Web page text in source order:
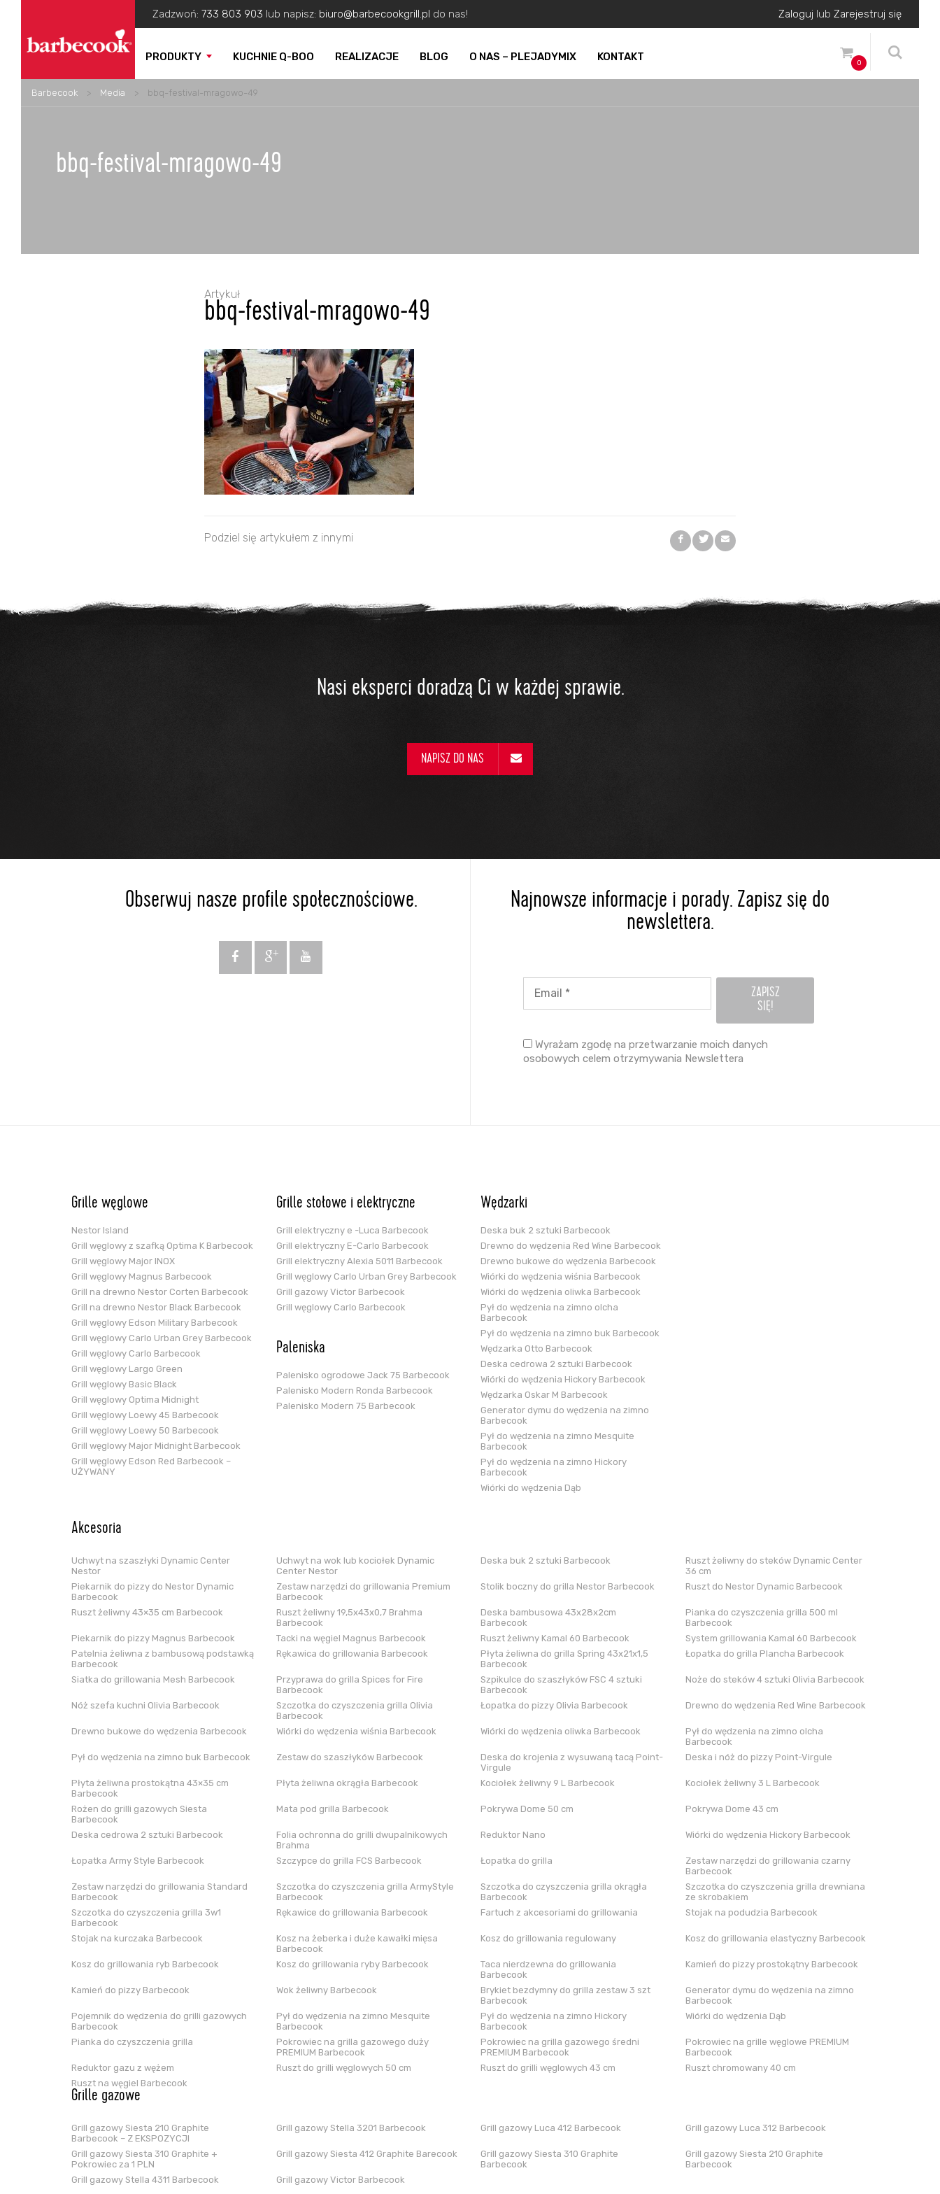
Zadzwoń: 733 803 903 lub napisz: biuro@barbecookgrill.pl do nas! Zaloguj lub Zarejestruj się
PRODUKTY KUCHNIE Q-BOO REALIZACJE BLOG O NAS – PLEJADYMIX KONTAKT 0
Barbecook > Media > bbq-festival-mragowo-49
bbq-festival-mragowo-49
Artykuł
bbq-festival-mragowo-49
Podziel się artykułem z innymi
Nasi eksperci doradzą Ci w każdej sprawie.
NAPISZ DO NAS
Obserwuj nasze profile społecznościowe.
Najnowsze informacje i porady. Zapisz się do
newslettera.
Wyrażam zgodę na przetwarzanie moich danych
osobowych celem otrzymywania Newslettera
Grille węglowe
Nestor Island
Grill węglowy z szafką Optima K Barbecook
Grill węglowy Major INOX
Grill węglowy Magnus Barbecook
Grill na drewno Nestor Corten Barbecook
Grill na drewno Nestor Black Barbecook
Grill węglowy Edson Military Barbecook
Grill węglowy Carlo Urban Grey Barbecook
Grill węglowy Carlo Barbecook
Grill węglowy Largo Green
Grill węglowy Basic Black
Grill węglowy Optima Midnight
Grill węglowy Loewy 45 Barbecook
Grill węglowy Loewy 50 Barbecook
Grill węglowy Major Midnight Barbecook
Grill węglowy Edson Red Barbecook –
UŻYWANY
Grille stołowe i elektryczne
Grill elektryczny e -Luca Barbecook
Grill elektryczny E-Carlo Barbecook
Grill elektryczny Alexia 5011 Barbecook
Grill węglowy Carlo Urban Grey Barbecook
Grill gazowy Victor Barbecook
Grill węglowy Carlo Barbecook
Paleniska
Palenisko ogrodowe Jack 75 Barbecook
Palenisko Modern Ronda Barbecook
Palenisko Modern 75 Barbecook
Wędzarki
Deska buk 2 sztuki Barbecook
Drewno do wędzenia Red Wine Barbecook
Drewno bukowe do wędzenia Barbecook
Wiórki do wędzenia wiśnia Barbecook
Wiórki do wędzenia oliwka Barbecook
Pył do wędzenia na zimno olcha
Barbecook
Pył do wędzenia na zimno buk Barbecook
Wędzarka Otto Barbecook
Deska cedrowa 2 sztuki Barbecook
Wiórki do wędzenia Hickory Barbecook
Wędzarka Oskar M Barbecook
Generator dymu do wędzenia na zimno
Barbecook
Pył do wędzenia na zimno Mesquite
Barbecook
Pył do wędzenia na zimno Hickory
Barbecook
Wiórki do wędzenia Dąb
Akcesoria
Uchwyt na szaszłyki Dynamic Center
Nestor
Uchwyt na wok lub kociołek Dynamic
Center Nestor
Deska buk 2 sztuki Barbecook
Ruszt żeliwny do steków Dynamic Center
36 cm
Piekarnik do pizzy do Nestor Dynamic
Barbecook
Zestaw narzędzi do grillowania Premium
Barbecook
Stolik boczny do grilla Nestor Barbecook Ruszt do Nestor Dynamic Barbecook
Ruszt żeliwny 43×35 cm Barbecook
Ruszt żeliwny 19,5x43x0,7 Brahma
Barbecook
Deska bambusowa 43x28x2cm
Barbecook
Pianka do czyszczenia grilla 500 ml
Barbecook
Piekarnik do pizzy Magnus Barbecook
Tacki na węgiel Magnus Barbecook Ruszt żeliwny Kamal 60 Barbecook
System grillowania Kamal 60 Barbecook
Patelnia żeliwna z bambusową podstawką
Barbecook
Rękawica do grillowania Barbecook
Płyta żeliwna do grilla Spring 43x21x1,5
Barbecook
Łopatka do grilla Plancha Barbecook
Siatka do grillowania Mesh Barbecook
Przyprawa do grilla Spices for Fire
Barbecook
Szpikulce do szaszłyków FSC 4 sztuki
Barbecook
Noże do steków 4 sztuki Olivia Barbecook
Nóż szefa kuchni Olivia Barbecook
Szczotka do czyszczenia grilla Olivia
Barbecook
Łopatka do pizzy Olivia Barbecook Drewno do wędzenia Red Wine Barbecook
Drewno bukowe do wędzenia Barbecook Wiórki do wędzenia wiśnia Barbecook Wiórki do wędzenia oliwka Barbecook
Pył do wędzenia na zimno olcha
Barbecook
Pył do wędzenia na zimno buk Barbecook
Zestaw do szaszłyków Barbecook
Deska do krojenia z wysuwaną tacą Point-
Virgule
Deska i nóż do pizzy Point-Virgule
Płyta żeliwna prostokątna 43×35 cm
Barbecook
Płyta żeliwna okrągła Barbecook Kociołek żeliwny 9 L Barbecook Kociołek żeliwny 3 L Barbecook
Rożen do grilli gazowych Siesta
Barbecook
Mata pod grilla Barbecook Pokrywa Dome 50 cm Pokrywa Dome 43 cm
Deska cedrowa 2 sztuki Barbecook
Folia ochronna do grilli dwupalnikowych
Brahma
Reduktor Nano Wiórki do wędzenia Hickory Barbecook
Łopatka Army Style Barbecook Szczypce do grilla FCS Barbecook Łopatka do grilla
Zestaw narzędzi do grillowania czarny
Barbecook
Zestaw narzędzi do grillowania Standard
Barbecook
Szczotka do czyszczenia grilla ArmyStyle
Barbecook
Szczotka do czyszczenia grilla okrągła
Barbecook
Szczotka do czyszczenia grilla drewniana
ze skrobakiem
Szczotka do czyszczenia grilla 3w1
Barbecook
Rękawice do grillowania Barbecook Fartuch z akcesoriami do grillowania Stojak na podudzia Barbecook
Stojak na kurczaka Barbecook
Kosz na żeberka i duże kawałki mięsa
Barbecook
Kosz do grillowania regulowany Kosz do grillowania elastyczny Barbecook
Kosz do grillowania ryb Barbecook Kosz do grillowania ryby Barbecook
Taca nierdzewna do grillowania
Barbecook
Kamień do pizzy prostokątny Barbecook
Kamień do pizzy Barbecook Wok żeliwny Barbecook
Brykiet bezdymny do grilla zestaw 3 szt
Barbecook
Generator dymu do wędzenia na zimno
Barbecook
Pojemnik do wędzenia do grilli gazowych
Barbecook
Pył do wędzenia na zimno Mesquite
Barbecook
Pył do wędzenia na zimno Hickory
Barbecook
Wiórki do wędzenia Dąb
Pianka do czyszczenia grilla
Pokrowiec na grilla gazowego duży
PREMIUM Barbecook
Pokrowiec na grilla gazowego średni
PREMIUM Barbecook
Pokrowiec na grille węglowe PREMIUM
Barbecook
Reduktor gazu z wężem
Ruszt do grilli węglowych 50 cm Ruszt do grilli węglowych 43 cm
Ruszt chromowany 40 cm
Ruszt na węgiel Barbecook
Grille gazowe
Grill gazowy Siesta 210 Graphite
Barbecook – Z EKSPOZYCJI
Grill gazowy Stella 3201 Barbecook Grill gazowy Luca 412 Barbecook Grill gazowy Luca 312 Barbecook
Grill gazowy Siesta 310 Graphite +
Pokrowiec za 1 PLN
Grill gazowy Siesta 412 Graphite Barecook
Grill gazowy Siesta 310 Graphite
Barbecook
Grill gazowy Siesta 210 Graphite
Barbecook
Grill gazowy Stella 4311 Barbecook
Grill gazowy Victor Barbecook